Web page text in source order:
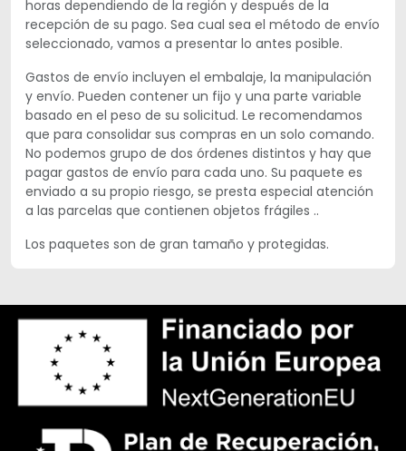
horas dependiendo de la región y después de la
recepción de su pago. Sea cual sea el método de envío
seleccionado, vamos a presentar lo antes posible.
Gastos de envío incluyen el embalaje, la manipulación
y envío. Pueden contener un fijo y una parte variable
basado en el peso de su solicitud. Le recomendamos
que para consolidar sus compras en un solo comando.
No podemos grupo de dos órdenes distintos y hay que
pagar gastos de envío para cada uno. Su paquete es
enviado a su propio riesgo, se presta especial atención
a las parcelas que contienen objetos frágiles ..
Los paquetes son de gran tamaño y protegidas.